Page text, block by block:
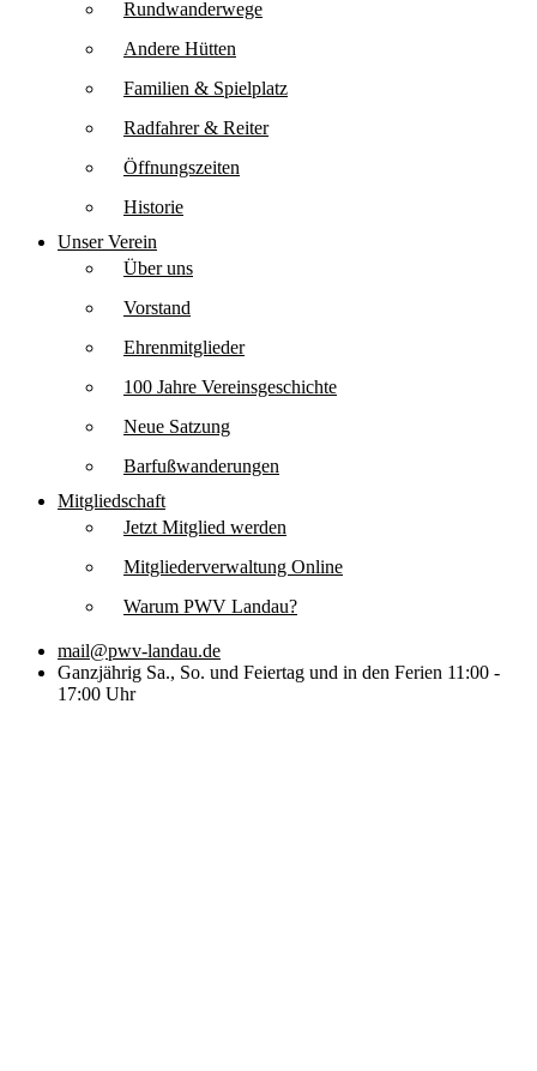
Rundwanderwege
Andere Hütten
Familien & Spielplatz
Radfahrer & Reiter
Öffnungszeiten
Historie
Unser Verein
Über uns
Vorstand
Ehrenmitglieder
100 Jahre Vereinsgeschichte
Neue Satzung
Barfußwanderungen
Mitgliedschaft
Jetzt Mitglied werden
Mitgliederverwaltung Online
Warum PWV Landau?
mail@pwv-landau.de
Ganzjährig Sa., So. und Feiertag und in den Ferien 11:00 -
17:00 Uhr